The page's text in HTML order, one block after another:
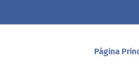
Página